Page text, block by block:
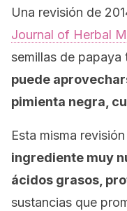
Una revisión de
Journal of Herbal
semillas de papaya
puede
pimienta negra,
Esta misma
ingrediente muy
ácidos grasos,
sustancias que